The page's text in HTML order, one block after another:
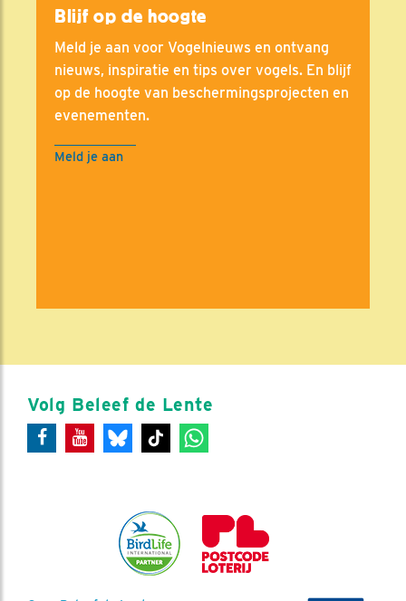
Blijf op de hoogte
Meld je aan voor Vogelnieuws en ontvang
nieuws, inspiratie en tips over vogels. En blijf
op de hoogte van beschermingsprojecten en
evenementen.
Meld je aan
Volg Beleef de Lente